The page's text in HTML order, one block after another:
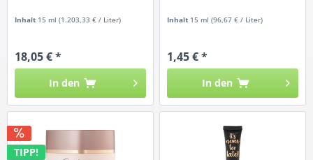
Inhalt 15 ml(1.203,33 € / Liter)
18,05 € *
In den
Inhalt 15 ml(96,67 € / Liter)
1,45 € *
In den
TIPP!